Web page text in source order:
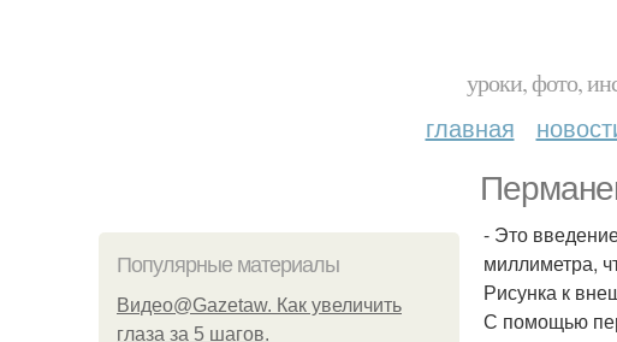
уроки, фото,
главная
Популярные материалы
Видео@Gazetaw. Как увеличить
глаза за 5 шагов.
- Это
миллиметра,
Рисунка к
С помощью